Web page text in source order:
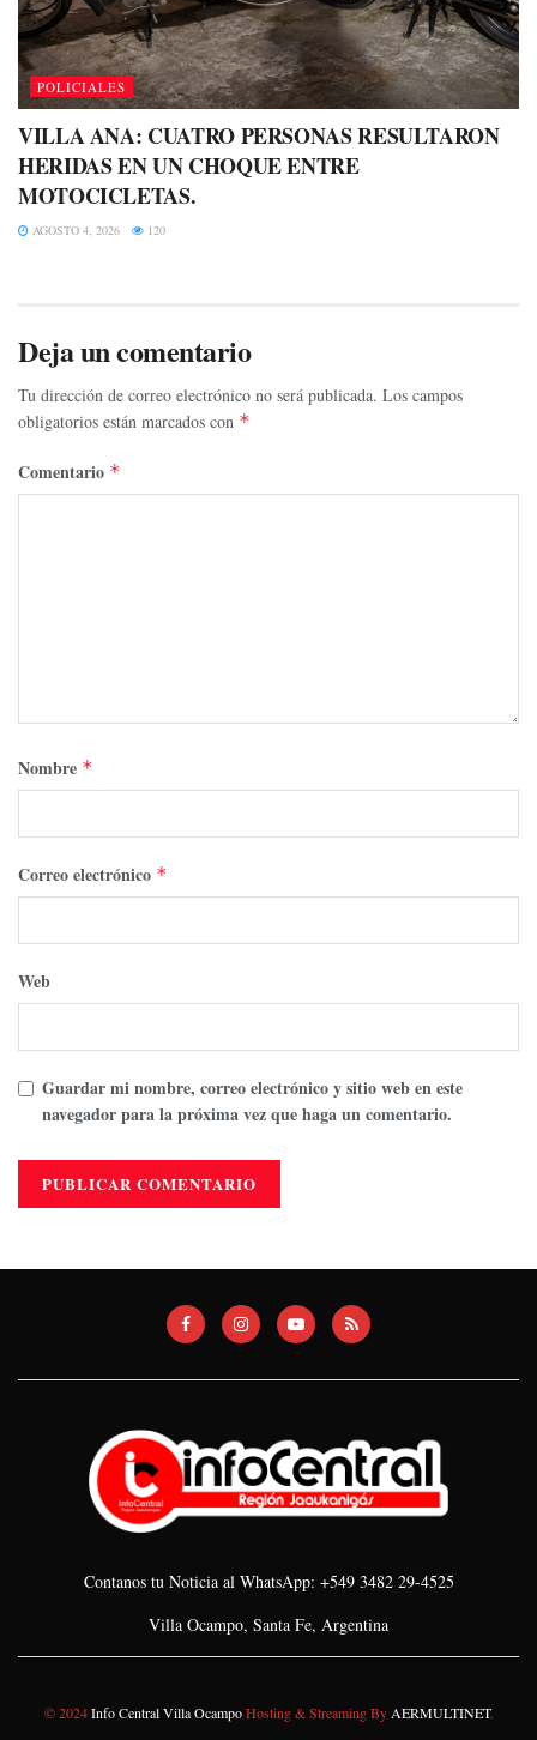
POLICIALES
VILLA ANA: CUATRO PERSONAS RESULTARON
HERIDAS EN UN CHOQUE ENTRE
MOTOCICLETAS.
AGOSTO 4, 2026 120
Deja un comentario
Tu dirección de correo electrónico no será publicada. Los campos
obligatorios están marcados con *
Comentario *
Nombre *
Correo electrónico *
Web
Guardar mi nombre, correo electrónico y sitio web en este
navegador para la próxima vez que haga un comentario.
Contanos tu Noticia al WhatsApp: +549 3482 29-4525
Villa Ocampo, Santa Fe, Argentina
© 2024Info Central Villa OcampoHosting & Streaming ByAERMULTINET.